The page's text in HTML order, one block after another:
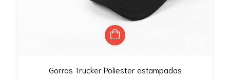
Gorras Trucker Poliester estampadas